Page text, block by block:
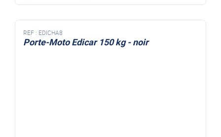
REF : EDICHA8
Porte-Moto Edicar 150 kg - noir